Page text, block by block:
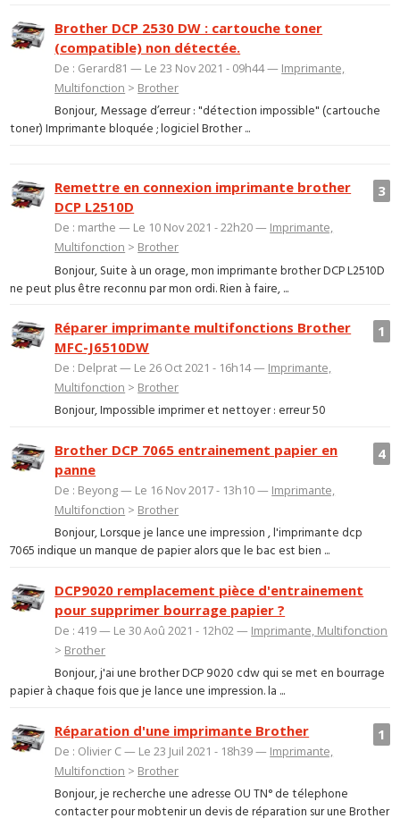
Brother DCP 2530 DW : cartouche toner
(compatible) non détectée.
De : Gerard81 — Le 23 Nov 2021 - 09h44 — Imprimante,
Multifonction > Brother
Bonjour, Message d’erreur : "détection impossible" (cartouche
toner) Imprimante bloquée ; logiciel Brother ...
3
Remettre en connexion imprimante brother
DCP L2510D
De : marthe — Le 10 Nov 2021 - 22h20 — Imprimante,
Multifonction > Brother
Bonjour, Suite à un orage, mon imprimante brother DCP L2510D
ne peut plus être reconnu par mon ordi. Rien à faire, ...
1
Réparer imprimante multifonctions Brother
MFC-J6510DW
De : Delprat — Le 26 Oct 2021 - 16h14 — Imprimante,
Multifonction > Brother
Bonjour, Impossible imprimer et nettoyer : erreur 50
4
Brother DCP 7065 entrainement papier en
panne
De : Beyong — Le 16 Nov 2017 - 13h10 — Imprimante,
Multifonction > Brother
Bonjour, Lorsque je lance une impression , l'imprimante dcp
7065 indique un manque de papier alors que le bac est bien ...
DCP9020 remplacement pièce d'entrainement
pour supprimer bourrage papier ?
De : 419 — Le 30 Aoû 2021 - 12h02 — Imprimante, Multifonction
> Brother
Bonjour, j'ai une brother DCP 9020 cdw qui se met en bourrage
papier à chaque fois que je lance une impression. la ...
1
Réparation d'une imprimante Brother
De : Olivier C — Le 23 Juil 2021 - 18h39 — Imprimante,
Multifonction > Brother
Bonjour, je recherche une adresse OU TN° de télephone
contacter pour mobtenir un devis de réparation sur une Brother